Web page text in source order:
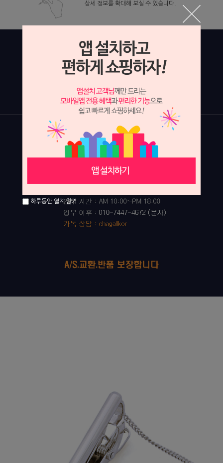
상세 정보를 확대해 보실 수 있습니다.
하루동안 열지 않기